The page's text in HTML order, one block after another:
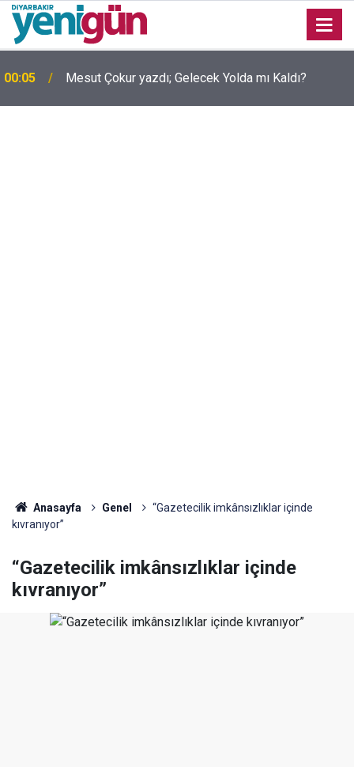
00:05 Mesut Çokur yazdı; Gelecek Yolda mı Kaldı?
Anasayfa Genel
“Gazetecilik imkânsızlıklar içinde
kıvranıyor”
“Gazetecilik imkânsızlıklar içinde
kıvranıyor”